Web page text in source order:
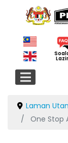
Laman
One Stop